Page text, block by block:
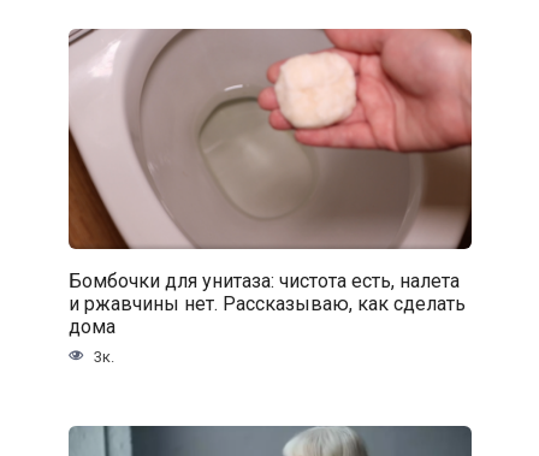
Бомбочки для унитаза: чистота есть, налета
и ржавчины нет. Рассказываю, как сделать
дома
3к.